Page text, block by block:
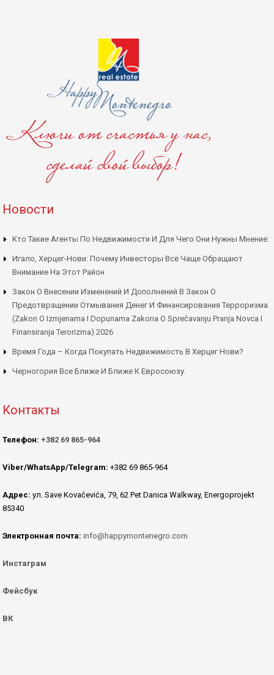
Новости
Кто Такие Агенты По Недвижимости И Для Чего Они Нужны Мнение:
Игало, Херцег-Нови: Почему Инвесторы Всё Чаще Обращают
Внимание На Этот Район
Закон О Внесении Изменений И Дополнений В Закон О
Предотвращении Отмывания Денег И Финансирования Терроризма
(Zakon O Izmjenama I Dopunama Zakona O Sprečavanju Pranja Novca I
Finansiranja Terorizma) 2026
Время Года – Когда Покупать Недвижимость В Херцег Нови?
Черногория Все Ближе И Ближе К Евросоюзу.
Контакты
Телефон: +382 69 865-964
Viber/WhatsApp/Telegram: +382 69 865-964
Адрес: ул. Save Kovačevića, 79, 62 Pet Danica Walkway, Energoprojekt
85340
Электронная почта: info@happymontenegro.com
Инстаграм
Фейсбук
ВК